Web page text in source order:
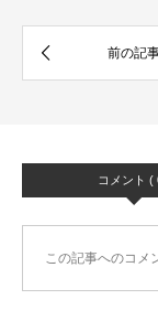
コメント (
この記事へのコメ